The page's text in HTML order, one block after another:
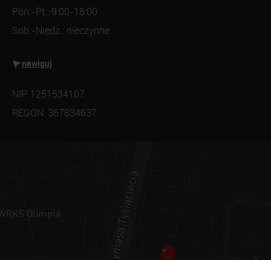
Pon.-Pt.: 9:00-18:00
Sob.-Niedz.: nieczynne
nawiguj
NIP: 1251534107
REGON: 367834637